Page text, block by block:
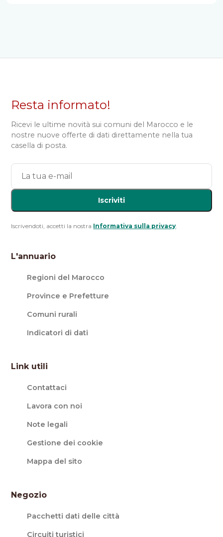
Resta informato!
Ricevi le ultime novità sui comuni del Marocco e le
nostre nuove offerte di dati direttamente nella tua
casella di posta.
Iscriviti
Iscrivendoti, accetti la nostra Informativa sulla privacy.
L'annuario
Regioni del Marocco
Province e Prefetture
Comuni rurali
Indicatori di dati
Link utili
Contattaci
Lavora con noi
Note legali
Gestione dei cookie
Mappa del sito
Negozio
Pacchetti dati delle città
Circuiti turistici